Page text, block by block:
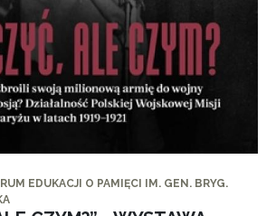
EDUKACJI O PAMIĘCI IM. GEN. BRYG.